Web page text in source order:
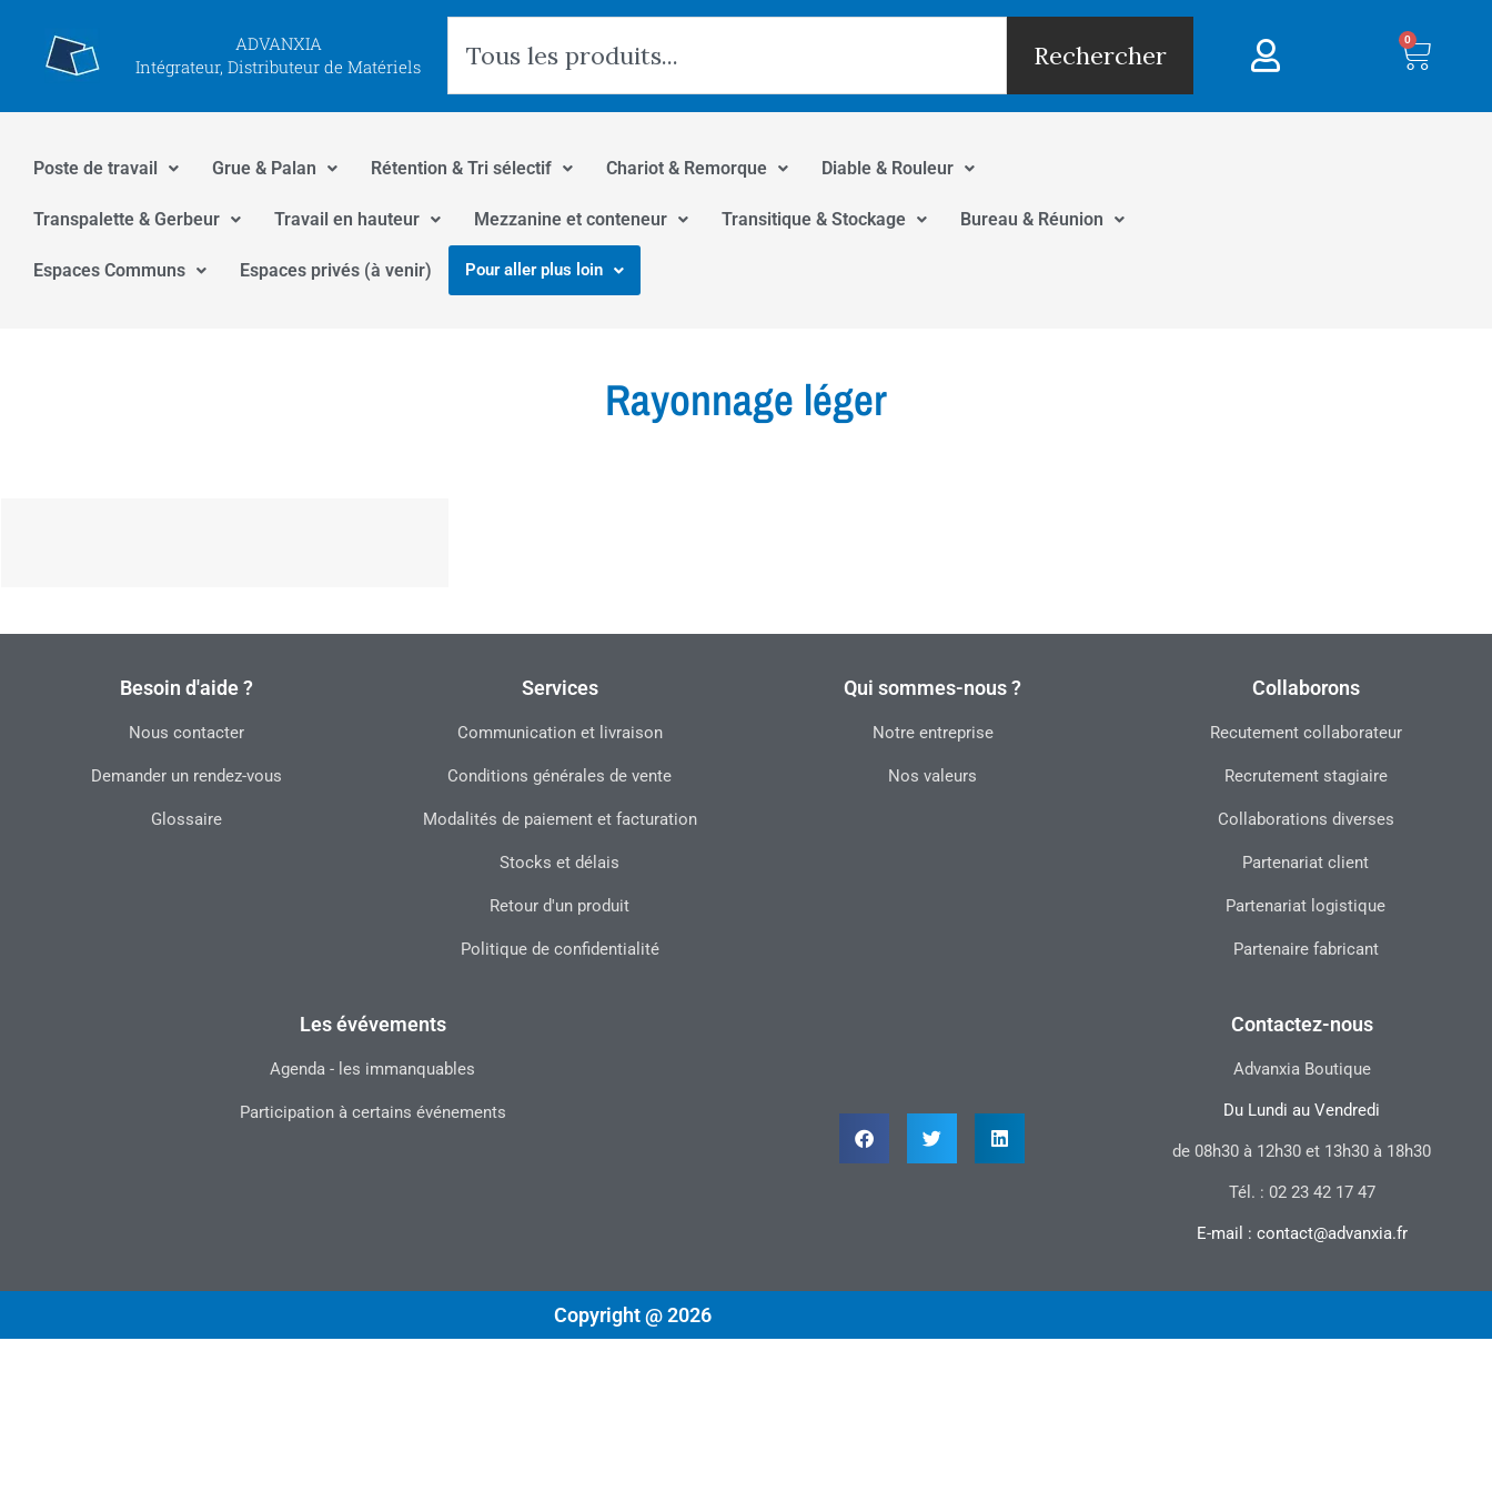
contenu
ADVANXIA
Intégrateur, Distributeur de Matériels
Rechercher
0
Poste de travail Grue & Palan Rétention & Tri sélectif Chariot & Remorque Diable & Rouleur
Transpalette & Gerbeur Travail en hauteur Mezzanine et conteneur Transitique & Stockage Bureau & Réunion
Espaces Communs Espaces privés (à venir) Pour aller plus loin
Rayonnage léger
Besoin d'aide ?
Nous contacter
Demander un rendez-vous
Glossaire
Services
Communication et livraison
Conditions générales de vente
Modalités de paiement et facturation
Stocks et délais
Retour d'un produit
Politique de confidentialité
Qui sommes-nous ?
Notre entreprise
Nos valeurs
Collaborons
Recutement collaborateur
Recrutement stagiaire
Collaborations diverses
Partenariat client
Partenariat logistique
Partenaire fabricant
Les évévements
Agenda - les immanquables
Participation à certains événements
Contactez-nous
Advanxia Boutique
Du Lundi au Vendredi
de 08h30 à 12h30 et 13h30 à 18h30
Tél. : 02 23 42 17 47
E-mail : contact@advanxia.fr
Copyright @ 2026